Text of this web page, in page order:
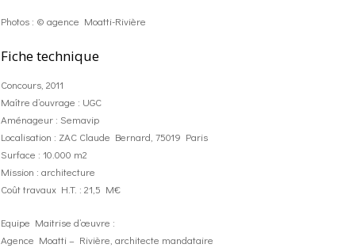
Photos : © agence Moatti-Rivière
Fiche technique
Concours, 2011
Maître d’ouvrage : UGC
Aménageur : Semavip
Localisation : ZAC Claude Bernard, 75019 Paris
Surface : 10.000 m2
Mission : architecture
Coût travaux H.T. : 21,5 M€
Equipe Maitrise d’œuvre :
Agence Moatti – Rivière, architecte mandataire